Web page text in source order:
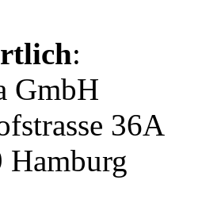
:
GmbH
36A
Hamburg